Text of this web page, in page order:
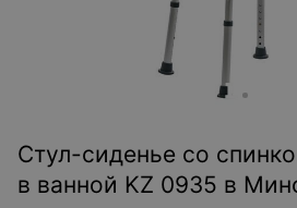
Стул-сиденье со
в ванной KZ 0935 в